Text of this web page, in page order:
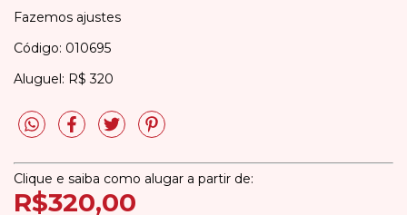
Fazemos ajustes
Código: 010695
Aluguel: R$ 320
Clique e saiba como alugar a partir de:
R$320,00